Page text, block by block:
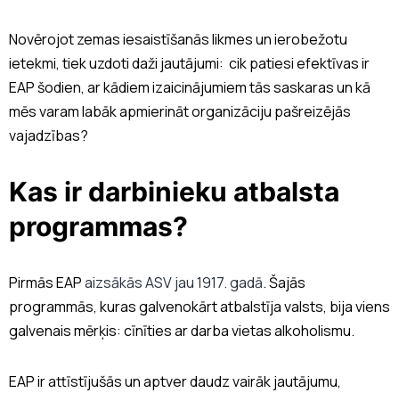
Novērojot zemas iesaistīšanās likmes un ierobežotu
ietekmi, tiek uzdoti daži jautājumi: cik patiesi efektīvas ir
EAP šodien, ar kādiem izaicinājumiem tās saskaras un kā
mēs varam labāk apmierināt organizāciju pašreizējās
vajadzības?
Kas ir darbinieku atbalsta
programmas?
Pirmās EAPaizsākās ASV jau 1917. gadā. Šajās
programmās, kuras galvenokārt atbalstīja valsts, bija viens
galvenais mērķis: cīnīties ar darba vietas alkoholismu.
EAP ir attīstījušās un aptver daudz vairāk jautājumu,